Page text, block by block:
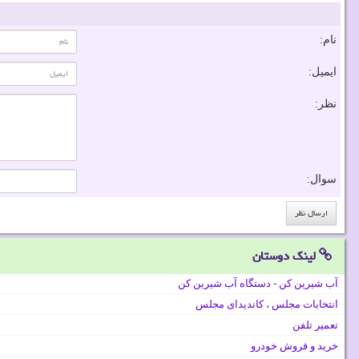
نام:
ایمیل:
نظر:
سوال:
لینک دوستان
آب شیرین کن - دستگاه آب شیرین کن
انتخابات مجلس ، کاندیدای مجلس
تعمیر تلفن
خرید و فروش خودرو